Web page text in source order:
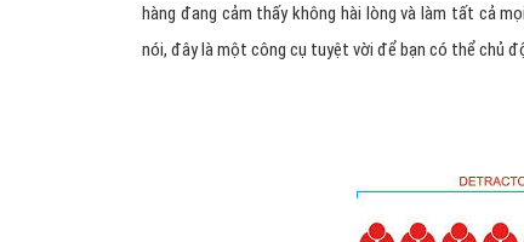
hàng đang cảm thấy không hài lòng và làm tất cả
nói, đây là một công cụ tuyệt vời để bạn có thể chủ